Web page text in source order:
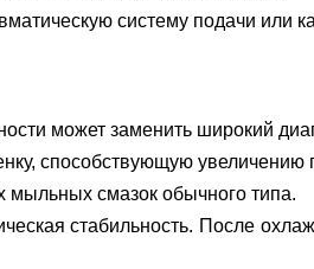
систему подачи или
может заменить широкий
способствующую увеличению
смазок обычного типа.
стабильность. После